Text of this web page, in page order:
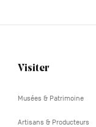
Navigation
Visiter
Musées & Patrimoine
Artisans & Producteurs